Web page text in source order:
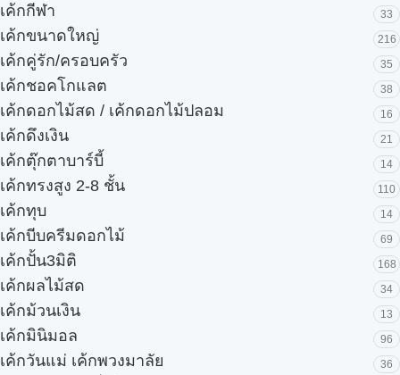
เค้กกีฬา 33
เค้กขนาดใหญ่ 216
เค้กคู่รัก/ครอบครัว 35
เค้กชอคโกแลต 38
เค้กดอกไม้สด / เค้กดอกไม้ปลอม 16
เค้กดึงเงิน 21
เค้กตุ๊กตาบาร์บี้ 14
เค้กทรงสูง 2-8 ชั้น 110
เค้กทุบ 14
เค้กบีบครีมดอกไม้ 69
เค้กปั้น3มิติ 168
เค้กผลไม้สด 34
เค้กม้วนเงิน 13
เค้กมินิมอล 96
เค้กวันแม่ เค้กพวงมาลัย 36